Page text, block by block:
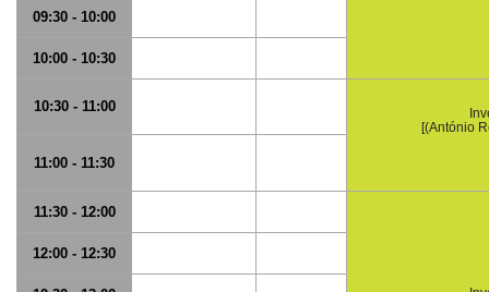
09:30 - 10:00
10:00 - 10:30
10:30 - 11:00
[(António
11:00 - 11:30
11:30 - 12:00
12:00 - 12:30